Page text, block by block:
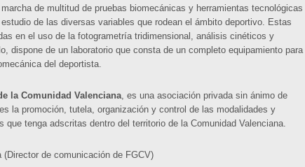
de multitud de pruebas biomecánicas y herramientas tecnológicas
de las diversas variables que rodean el ámbito deportivo. Estas
en el uso de la fotogrametría tridimensional, análisis cinéticos y
dispone de un laboratorio que consta de un completo equipamiento para
del deportista.
la Comunidad Valenciana, es una asociación privada sin ánimo de
la promoción, tutela, organización y control de las modalidades y
que tenga adscritas dentro del territorio de la Comunidad Valenciana.
(Director de comunicación de FGCV)